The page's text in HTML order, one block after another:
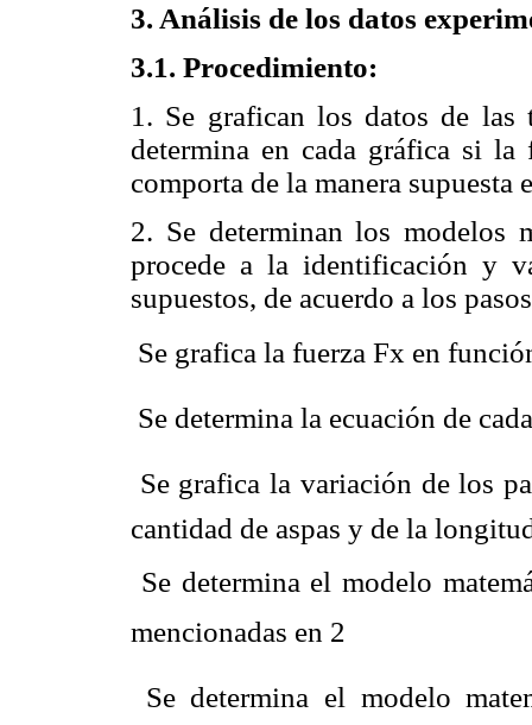
3. Análisis de los datos
3.1. Procedimiento:
1. Se grafican los datos de las
determina en cada gráfica si la
comporta de la manera supuesta
2. Se determinan los modelos
procede a la identificación y
supuestos, de acuerdo a los
 Se grafica la fuerza Fx en
 Se determina la ecuación de
 Se grafica la variación de los
cantidad de aspas y de la
 Se determina el modelo
mencionadas en 2
 Se determina el modelo